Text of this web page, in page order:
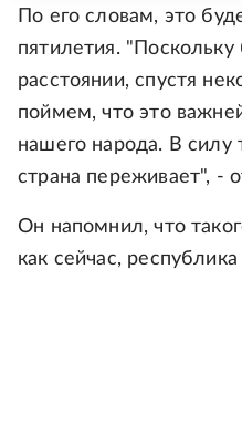
По его словам, это
пятилетия.
расстоянии, спустя
поймем, что это
нашего народа. В силу
страна переживает", -
Он напомнил, что
как сейчас,